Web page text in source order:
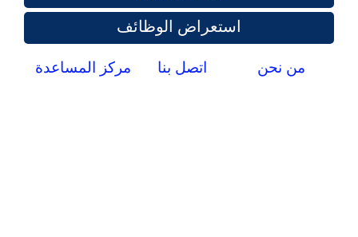
استعراض الوظائف
من نحن اتصل بنا مركز المساعدة